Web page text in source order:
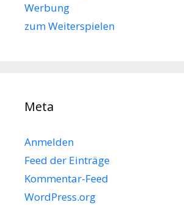
Werbung
zum Weiterspielen
Meta
Anmelden
Feed der Einträge
Kommentar-Feed
WordPress.org